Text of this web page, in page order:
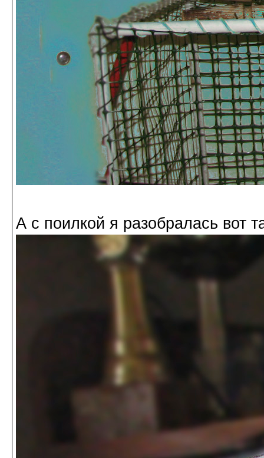
А с поилкой я разобралась вот